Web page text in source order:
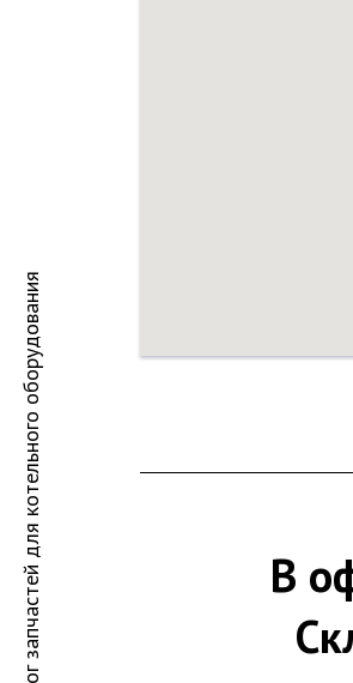
Каталог запчастей для котельного оборудования В